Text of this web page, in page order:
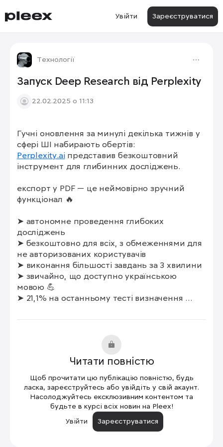
Увійти Зареєструватися
Технології
Запуск Deep Research від Perplexity
22.02.2025 о 11:13
1/2
Гучні оновлення за минулі декілька тижнів у
Perplexity.ai представив безкоштовний
інструмент для глибинних досліджень.
експорт у PDF — це неймовірно зручний
функціонал 🔥
➤ автономне проведення глибоких
досліджень
➤ безкоштовно для всіх, з обмеженнями для
не авторизованих користувачів
➤ виконання більшості завдань за 3 хвилини
➤ звичайно, що доступно українською
мовою 💪
➤ 21,1% на останньому тесті визначення
➤ наскільки ви довіряєте отриманим
результатам?
➤ чи перевіряєте кінцевий результат?
Читати повністю
Щоб прочитати цю публікацію повністю, будь
ласка, зареєструйтесь або увійдіть у свій акаунт.
Насолоджуйтесь ексклюзивним контентом та
будьте в курсі всіх новин на Pleex!
Увійти
Зареєструватися